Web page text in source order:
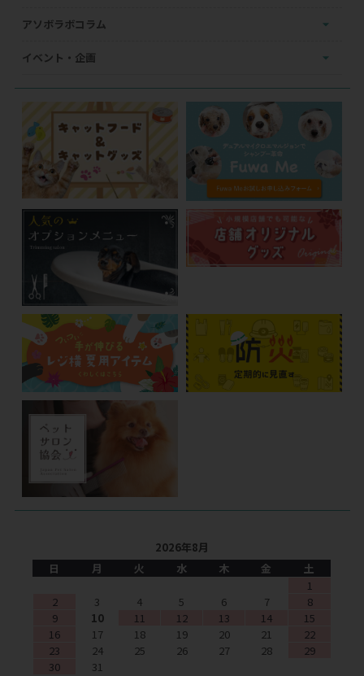
アソボラボコラム
イベント・企画
2026年8月
日
月 火 水 木 金
土
1
2
3 4 5 6 7
8
9
10 11 12 13 14
15
16
17 18 19 20 21
22
23
24 25 26 27 28
29
30
31